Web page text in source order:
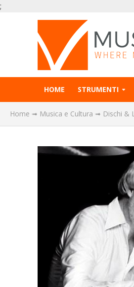
;
HOME STRUMENTI
Home ➟ Musica e Cultura ➟ Dischi &